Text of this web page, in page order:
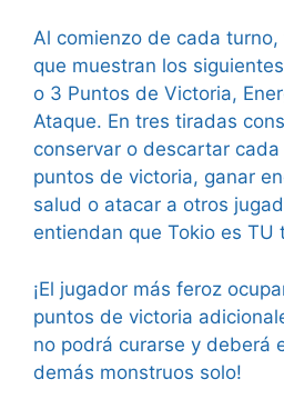
Al comienzo de cada
que muestran los
o 3 Puntos de Victoria,
Ataque. En tres tiradas
conservar o descartar
puntos de victoria, ganar
salud o atacar a otros
entiendan que Tokio es TU
¡El jugador más feroz
puntos de victoria
no podrá curarse y deberá
demás monstruos solo!